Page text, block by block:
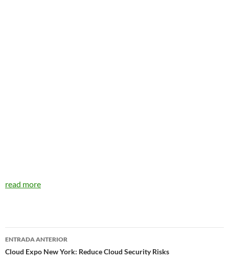
read more
Navegador
de
ENTRADA ANTERIOR
Cloud Expo New York: Reduce Cloud Security Risks